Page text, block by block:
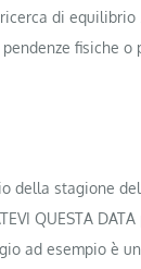
di equilibrio
fisiche o
della stagione
QUESTA
ad esempio è